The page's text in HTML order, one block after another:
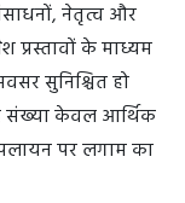
नेतृत्व और
प्रस्तावों के माध्यम
सुनिश्चित हो
संख्या केवल आर्थिक
पर लगाम का